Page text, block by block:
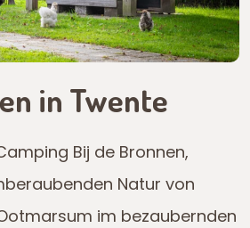
in Twente
Bij de Bronnen,
Natur von
im bezaubernden